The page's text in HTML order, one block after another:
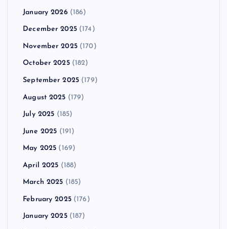
January 2026(186)
December 2025(174)
November 2025(170)
October 2025(182)
September 2025 (179)
August 2025 (179)
July 2025 (185)
June 2025 (191)
May 2025 (169)
April 2025 (188)
March 2025 (185)
February 2025(176)
January 2025(187)